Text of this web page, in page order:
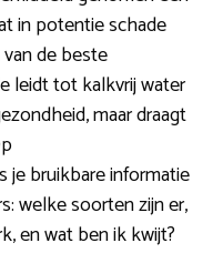
in potentie schade
de beste
leidt tot kalkvrij water
maar draagt
je bruikbare informatie
welke soorten zijn er,
en wat ben ik kwijt?